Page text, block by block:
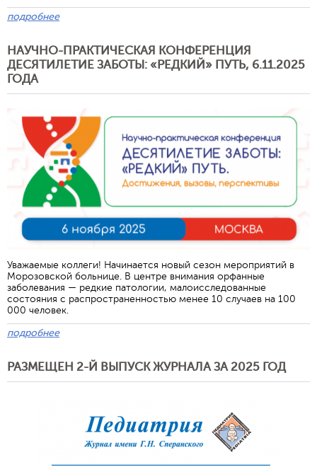
подробнее
НАУЧНО-ПРАКТИЧЕСКАЯ КОНФЕРЕНЦИЯ
ДЕСЯТИЛЕТИЕ ЗАБОТЫ: «РЕДКИЙ» ПУТЬ, 6.11.2025
ГОДА
Уважаемые коллеги! Начинается новый сезон мероприятий в
Морозовской больнице. В центре внимания орфанные
заболевания — редкие патологии, малоисследованные
состояния с распространенностью менее 10 случаев на 100
000 человек.
подробнее
РАЗМЕЩЕН 2-Й ВЫПУСК ЖУРНАЛА ЗА 2025 ГОД
Отправить